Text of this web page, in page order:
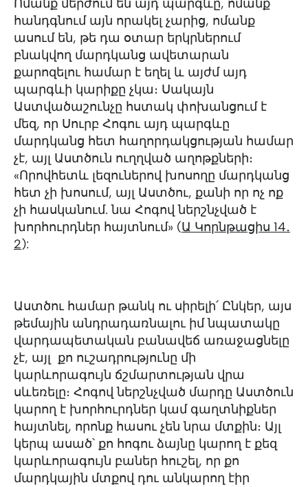
Ոմանք մերժում են այդ պարգևը, ոմանք
հանդգնում այն որակել չարից, ոմանք
ասում են, թե դա օտար երկրներում
բնակվող մարդկանց ավետարան
քարոզելու համար է եղել և այժմ այդ
պարգևի կարիքը չկա։ Սակայն
Աստվածաշունչը հստակ փոխանցում է
մեզ, որ Սուրբ Հոգու այդ պարգևը
մարդկանց հետ հաղորդակցության համար
չէ, այլ Աստծուն ուղղված աղոթքների։
«Որովհետև լեզուներով խոսողը մարդկանց
հետ չի խոսում, այլ Աստծու, քանի որ ոչ ոք
չի հասկանում. նա Հոգով ներշնչված է
խորհուրդներ հայտնում» (Ա Կորնթացիս 14․
2):
Աստծու համար թանկ ու սիրելի՛ Ընկեր, այս
թեմային անդրադառնալու իմ նպատակը
վարդապետական բանավեճ առաջացնելը
չէ, այլ քո ուշադրությունը մի
կարևորագույն ճշմարտության վրա
սևեռելը։ Հոգով ներշնչված մարդը Աստծուն
կարող է խորհուրդներ կամ գաղտնիքներ
հայտնել, որոնք հասու չեն նրա մտքին։ Այլ
կերպ ասած՝ քո հոգու ձայնը կարող է քեզ
կարևորագույն բաներ հուշել, որ քո
մարդկային մտքով դու անկարող էիր